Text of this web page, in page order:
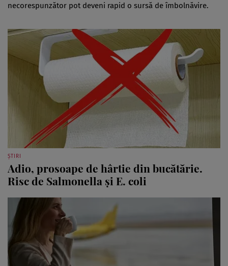
necorespunzător pot deveni rapid o sursă de îmbolnăvire.
ȘTIRI
Adio, prosoape de hârtie din bucătărie.
Risc de Salmonella și E. coli